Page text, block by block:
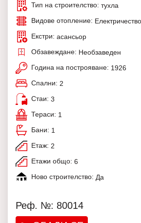
Тип на строителство: тухла
Видове отопление: Електричество
Екстри: асансьор
Обзавеждане: Необзаведен
Година на построяване: 1926
Спални: 2
Стаи: 3
Тераси: 1
Бани: 1
Етаж: 2
Етажи общо: 6
Ново строителство: Да
Реф. №: 80014